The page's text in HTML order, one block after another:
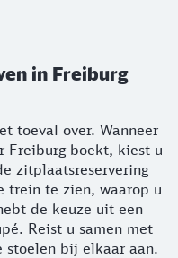
in Freiburg
toeval over. Wanneer
Freiburg boekt, kiest u
zitplaatsreservering
trein te zien, waarop u
de keuze uit een
Reist u samen met
stoelen bij elkaar aan.